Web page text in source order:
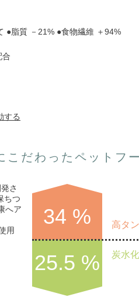
●脂質 －21% ●食物繊維 ＋94%
合
こだわったペットフ
さ
ちつ
へア
用
34 % 高タ
25.5 % 炭水